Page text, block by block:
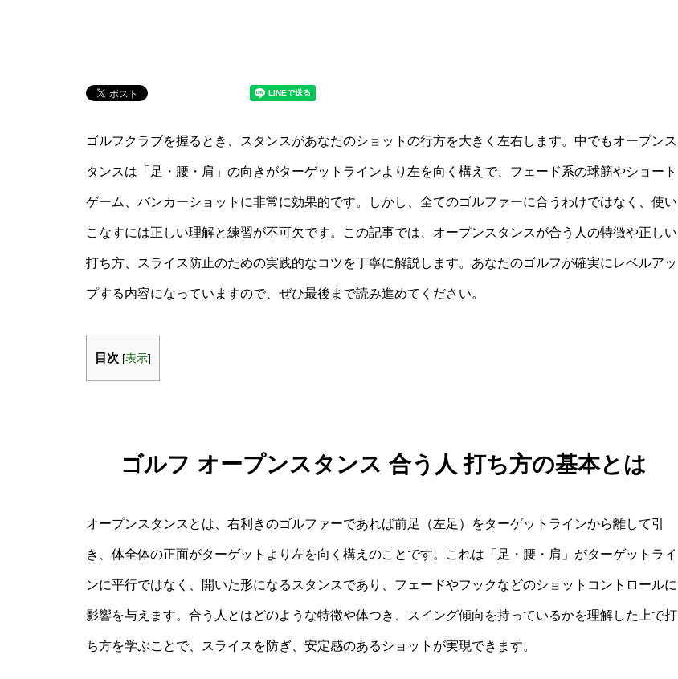
ゴルフクラブを握るとき、スタンスがあなたのショットの行方を大きく左右します。中でもオープンス
タンスは「足・腰・肩」の向きがターゲットラインより左を向く構えで、フェード系の球筋やショート
ゲーム、バンカーショットに非常に効果的です。しかし、全てのゴルファーに合うわけではなく、使い
こなすには正しい理解と練習が不可欠です。この記事では、オープンスタンスが合う人の特徴や正しい
打ち方、スライス防止のための実践的なコツを丁寧に解説します。あなたのゴルフが確実にレベルアッ
プする内容になっていますので、ぜひ最後まで読み進めてください。
目次 [表示]
ゴルフ オープンスタンス 合う人 打ち方の基本とは
オープンスタンスとは、右利きのゴルファーであれば前足（左足）をターゲットラインから離して引
き、体全体の正面がターゲットより左を向く構えのことです。これは「足・腰・肩」がターゲットライ
ンに平行ではなく、開いた形になるスタンスであり、フェードやフックなどのショットコントロールに
影響を与えます。合う人とはどのような特徴や体つき、スイング傾向を持っているかを理解した上で打
ち方を学ぶことで、スライスを防ぎ、安定感のあるショットが実現できます。